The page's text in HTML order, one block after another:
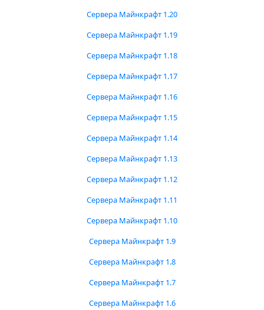
Сервера Майнкрафт 1.20
Сервера Майнкрафт 1.19
Сервера Майнкрафт 1.18
Сервера Майнкрафт 1.17
Сервера Майнкрафт 1.16
Сервера Майнкрафт 1.15
Сервера Майнкрафт 1.14
Сервера Майнкрафт 1.13
Сервера Майнкрафт 1.12
Сервера Майнкрафт 1.11
Сервера Майнкрафт 1.10
Сервера Майнкрафт 1.9
Сервера Майнкрафт 1.8
Сервера Майнкрафт 1.7
Сервера Майнкрафт 1.6